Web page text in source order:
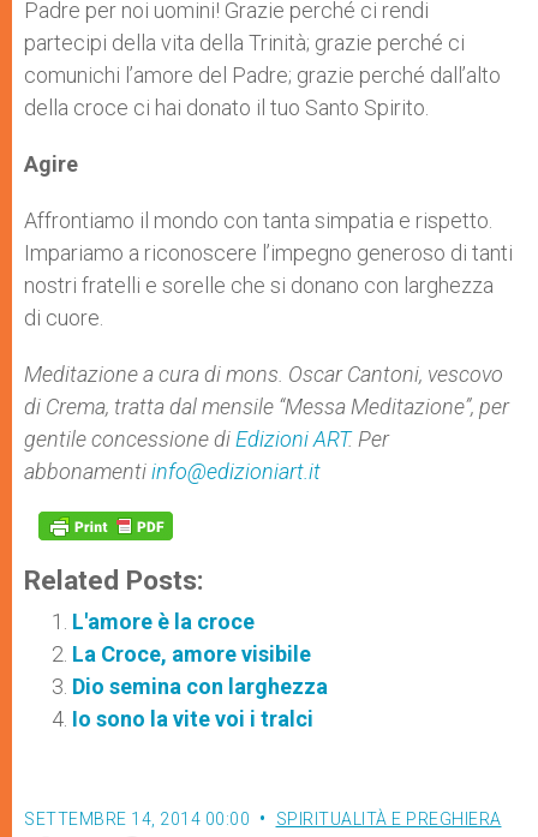
Padre per noi uomini! Grazie perché ci rendi
partecipi della vita della Trinità; grazie perché ci
comunichi l’amore del Padre; grazie perché dall’alto
della croce ci hai donato il tuo Santo Spirito.
Agire
Affrontiamo il mondo con tanta simpatia e rispetto.
Impariamo a riconoscere l’impegno generoso di tanti
nostri fratelli e sorelle che si donano con larghezza
di cuore.
Meditazione a cura di mons. Oscar Cantoni, vescovo
di Crema, tratta dal mensile “Messa Meditazione”, per
gentile concessione di Edizioni ART. Per
abbonamentiinfo@edizioniart.it
Related Posts:
L'amore è la croce
La Croce, amore visibile
Dio semina con larghezza
Io sono la vite voi i tralci
SETTEMBRE 14, 2014 00:00 SPIRITUALITÀ E PREGHIERA